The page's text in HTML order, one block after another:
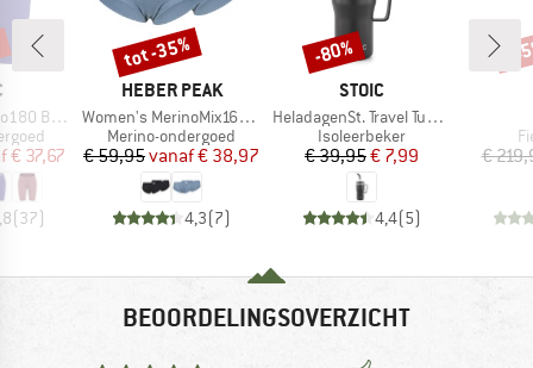
Short Pants
prijs
€ 37,67
(37)
MERK
HEBER PEAK
Artikel
Women's MerinoMix165 PineconeHe. Hipster 2-Pack
Productgroep
Merino-ondergoed
Prijs
€ 59,95 Verlaagde prijs
vanaf€ 38,97
4,3(7)
Korting
tot -35%
MERK
STOIC
Artikel
HeladagenSt. Travel Tumbler
Productgroep
Isoleerbeker
Prijs
€ 39,95Verlaagde prijs
€ 7,99
4,4(5)
Korting
-80%
€
-
BEOORDELINGSOVERZICHT